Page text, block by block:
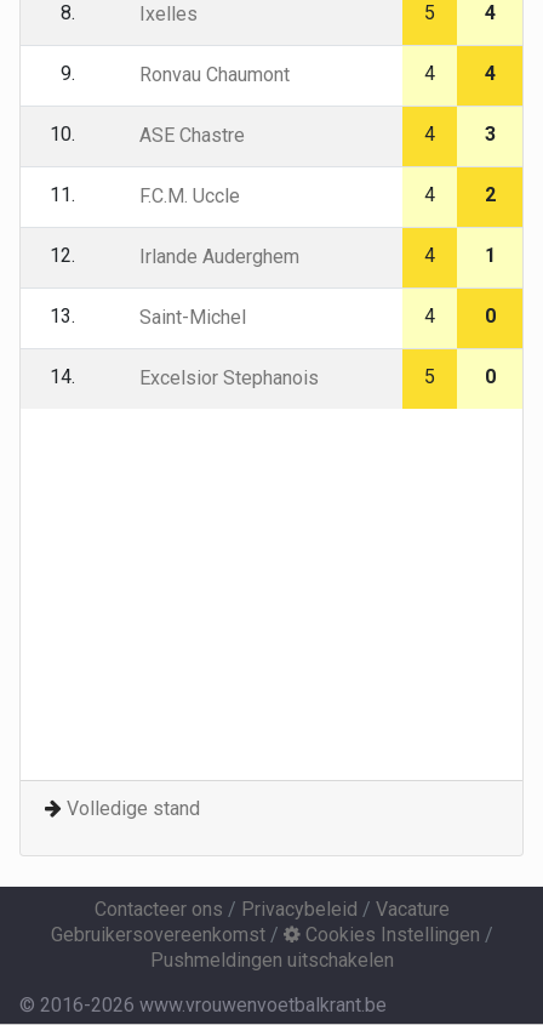
8. Ixelles 5 4
9. Ronvau Chaumont 4 4
10. ASE Chastre 4 3
11. F.C.M. Uccle 4 2
12. Irlande Auderghem 4 1
13. Saint-Michel 4 0
14. Excelsior Stephanois 5 0
Volledige stand
Contacteer ons / Privacybeleid / Vacature
Gebruikersovereenkomst/ Cookies Instellingen /
Pushmeldingen uitschakelen
© 2016-2026 www.vrouwenvoetbalkrant.be